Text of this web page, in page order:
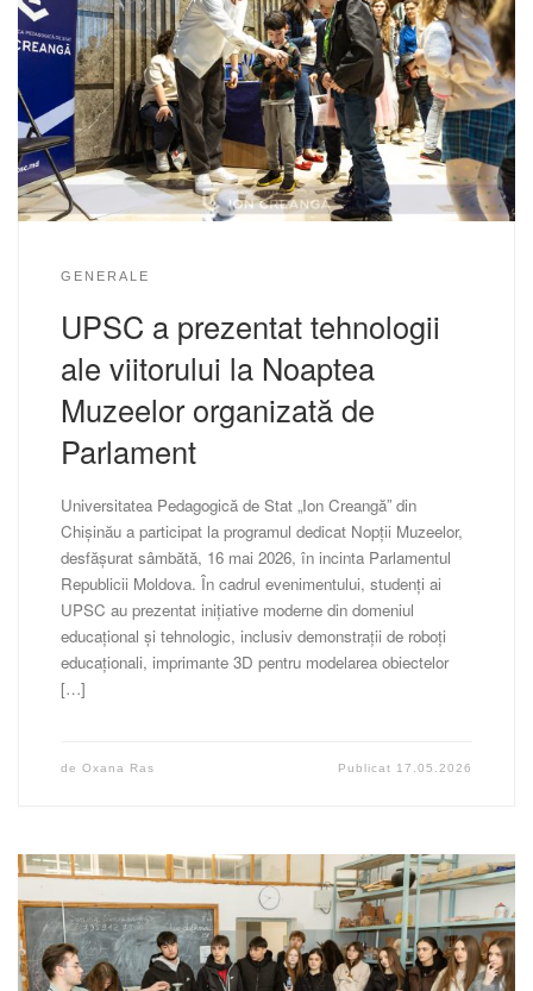
GENERALE
UPSC a prezentat tehnologii
ale viitorului la Noaptea
Muzeelor organizată de
Parlament
Universitatea Pedagogică de Stat „Ion Creangă” din
Chișinău a participat la programul dedicat Nopții Muzeelor,
desfășurat sâmbătă, 16 mai 2026, în incinta Parlamentul
Republicii Moldova. În cadrul evenimentului, studenți ai
UPSC au prezentat inițiative moderne din domeniul
educațional și tehnologic, inclusiv demonstrații de roboți
educaționali, imprimante 3D pentru modelarea obiectelor
[…]
de Oxana Ras Publicat 17.05.2026